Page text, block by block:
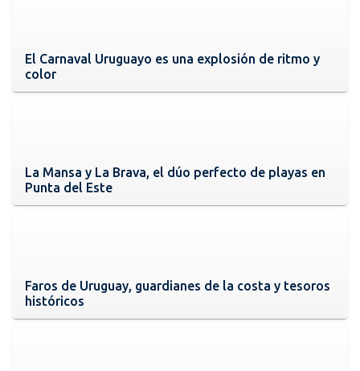
El Carnaval Uruguayo es una explosión de ritmo y
color
La Mansa y La Brava, el dúo perfecto de playas en
Punta del Este
Faros de Uruguay, guardianes de la costa y tesoros
históricos